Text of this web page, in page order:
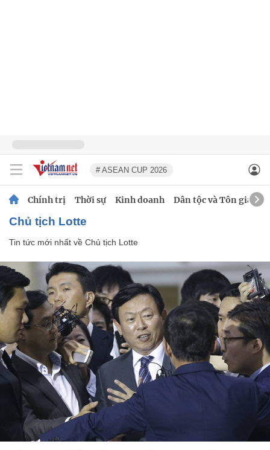
# ASEAN CUP 2026
Chính trị Thời sự Kinh doanh Dân tộc và Tôn giáo
Chủ tịch Lotte
Tin tức mới nhất về Chủ tịch Lotte